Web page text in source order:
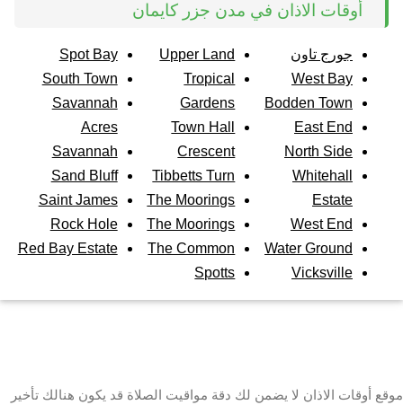
أوقات الاذان في مدن جزر كايمان
جورج تاون
West Bay
Bodden Town
East End
North Side
Whitehall
Estate
West End
Water Ground
Vicksville
Upper Land
Tropical
Gardens
Town Hall
Crescent
Tibbetts Turn
The Moorings
The Moorings
The Common
Spotts
Spot Bay
South Town
Savannah
Acres
Savannah
Sand Bluff
Saint James
Rock Hole
Red Bay Estate
موقع أوقات الاذان لا يضمن لك دقة مواقيت الصلاة قد يكون هنالك تأخير